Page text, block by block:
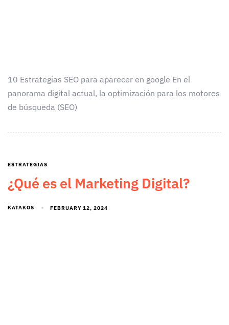
10 Estrategias SEO para aparecer en google En el
panorama digital actual, la optimización para los motores
de búsqueda (SEO)
ESTRATEGIAS
¿Qué es el Marketing Digital?
KATAKOS FEBRUARY 12, 2024